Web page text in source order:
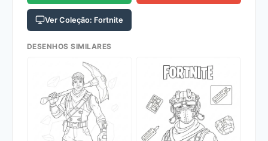
Ver Coleção: Fortnite
DESENHOS SIMILARES